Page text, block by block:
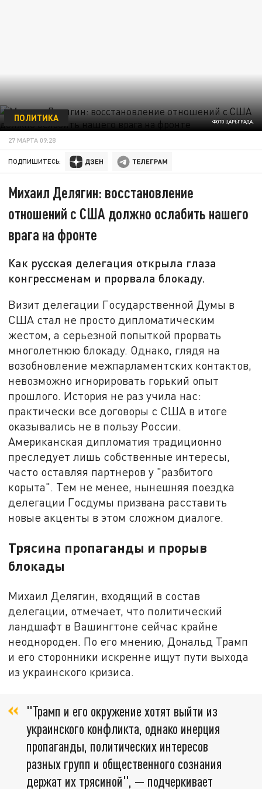
ФОТО ЦАРЬГРАДА.
ПОЛИТИКА
27 МАРТА 09:28
ПОДПИШИТЕСЬ:
Михаил Делягин: восстановление
отношений с США должно ослабить нашего
врага на фронте
Как русская делегация открыла глаза
конгрессменам и прорвала блокаду.
Визит делегации Государственной Думы в
США стал не просто дипломатическим
жестом, а серьезной попыткой прорвать
многолетнюю блокаду. Однако, глядя на
возобновление межпарламентских контактов,
невозможно игнорировать горький опыт
прошлого. История не раз учила нас:
практически все договоры с США в итоге
оказывались не в пользу России.
Американская дипломатия традиционно
преследует лишь собственные интересы,
часто оставляя партнеров у "разбитого
корыта". Тем не менее, нынешняя поездка
делегации Госдумы призвана расставить
новые акценты в этом сложном диалоге.
Трясина пропаганды и прорыв
блокады
Михаил Делягин, входящий в состав
делегации, отмечает, что политический
ландшафт в Вашингтоне сейчас крайне
неоднороден. По его мнению, Дональд Трамп
и его сторонники искренне ищут пути выхода
из украинского кризиса.
"Трамп и его окружение хотят выйти из
украинского конфликта, однако инерция
пропаганды, политических интересов
разных групп и общественного сознания
держат их трясиной", — подчеркивает